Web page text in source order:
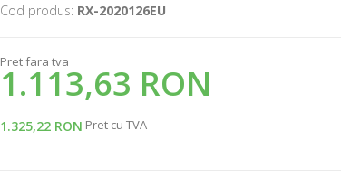
Cod produs: RX-2020126EU
Pret fara tva
1.113,63 RON
1.325,22 RON Pret cu TVA